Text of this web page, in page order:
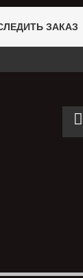
ЗАКАЗ